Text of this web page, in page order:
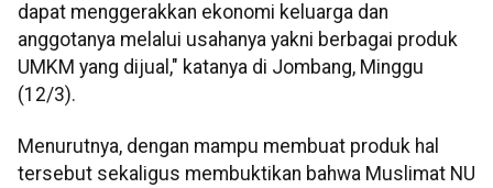
dapat menggerakkan ekonomi keluarga dan
anggotanya melalui usahanya yakni berbagai produk
UMKM yang dijual," katanya di Jombang, Minggu
(12/3).
Menurutnya, dengan mampu membuat produk hal
tersebut sekaligus membuktikan bahwa Muslimat NU